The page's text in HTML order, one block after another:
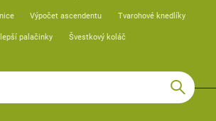
Výpočet ascendentu Tvarohové knedlíky
palačinky Švestkový koláč